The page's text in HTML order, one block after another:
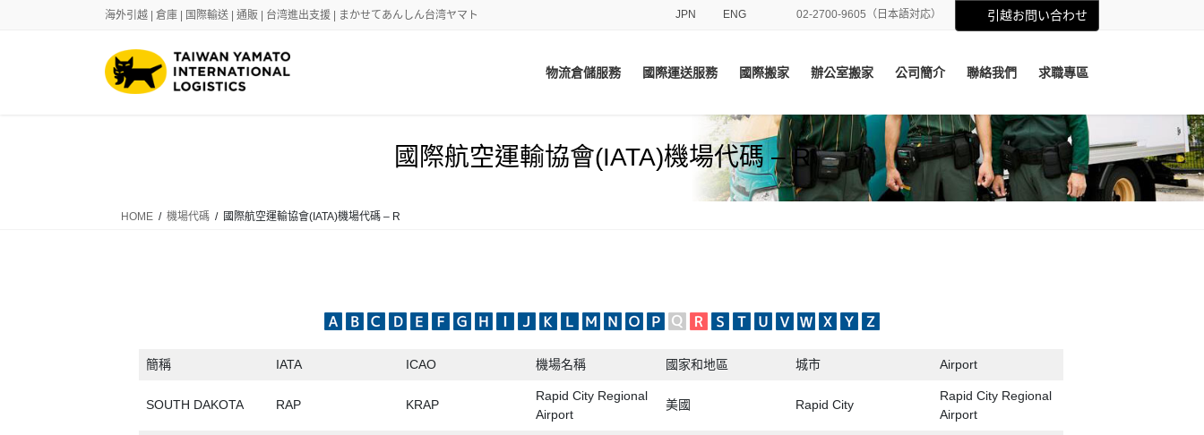
海外引越 | 倉庫 | 国際輸送 | 通販 | 台湾進出支援 | まかせてあんしん台湾ヤマト JPN ENG 02-2700-9605（日本語対応） 引越お問い合わせ
物流倉儲服務 國際運送服務 國際搬家 辦公室搬家 公司簡介 聯絡我們 求職專區
國際航空運輸協會(IATA)機場代碼 – R
HOME 機場代碼 國際航空運輸協會(IATA)機場代碼 – R
簡稱 IATA ICAO 機場名稱 國家和地區 城市 Airport
SOUTH DAKOTA RAP KRAP
Rapid City Regional
Airport
美國 Rapid City
Rapid City Regional
Airport